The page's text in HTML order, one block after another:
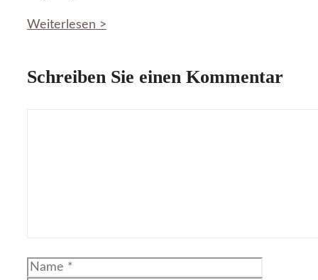
Weiterlesen >
Schreiben Sie einen Kommentar
Name